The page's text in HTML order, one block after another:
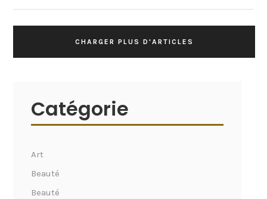
CHARGER PLUS D'ARTICLES
Catégorie
Art
Beauté
Beauté